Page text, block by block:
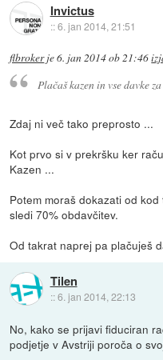
Invictus
::6. jan 2014, 21:51
flbrokerje6. jan 2014 ob 21:46
Plačaš kazen in vse davke
Zdaj ni več tako preprosto ...
Kot prvo si v prekršku ker
Kazen ...
Potem moraš dokazati od
sledi 70% obdavčitev.
Od takrat naprej pa plačuješ
Tilen
::6. jan 2014, 22:13
No, kako se prijavi fiduciran
podjetje v Avstriji poroča o